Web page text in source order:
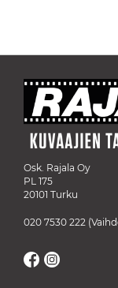
Osk. Rajala Oy
PL 175
20101 Turku
020 7530 222